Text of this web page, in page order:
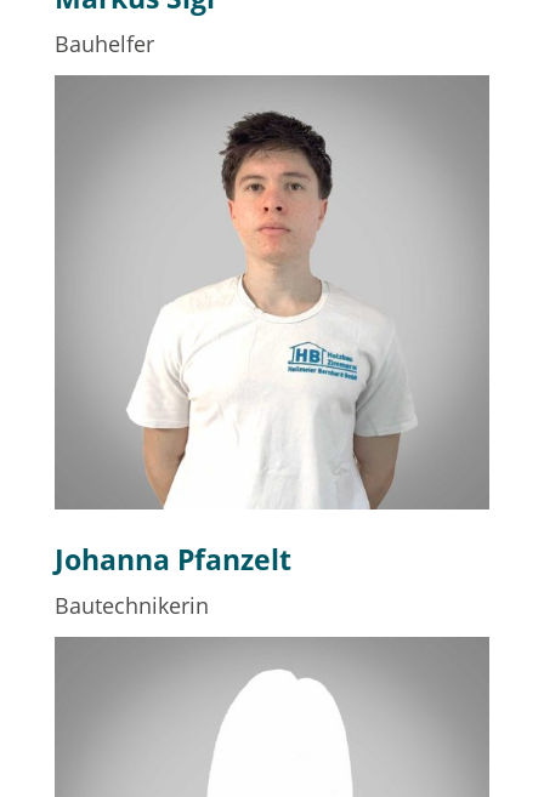
Bauhelfer
Johanna Pfanzelt
Bautechnikerin